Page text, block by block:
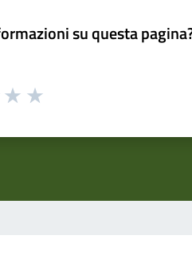
su questa